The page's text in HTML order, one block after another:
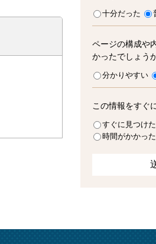
十分だった
ページの構成や
かったでしょう
分かりやすい
この情報をすぐ
すぐに見つけた
時間がかかった